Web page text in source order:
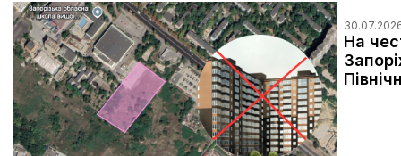
На